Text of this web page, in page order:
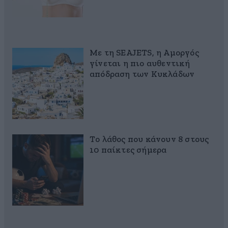
Με τη SEAJETS, η Αμοργός
γίνεται η πιο αυθεντική
απόδραση των Κυκλάδων
Το λάθος που κάνουν 8 στους
10 παίκτες σήμερα